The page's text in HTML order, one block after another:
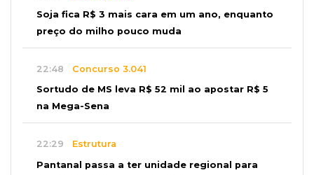
Soja fica R$ 3 mais cara em um ano, enquanto
preço do milho pouco muda
22:48 Concurso 3.041
Sortudo de MS leva R$ 52 mil ao apostar R$ 5
na Mega-Sena
22:29 Estrutura
Pantanal passa a ter unidade regional para